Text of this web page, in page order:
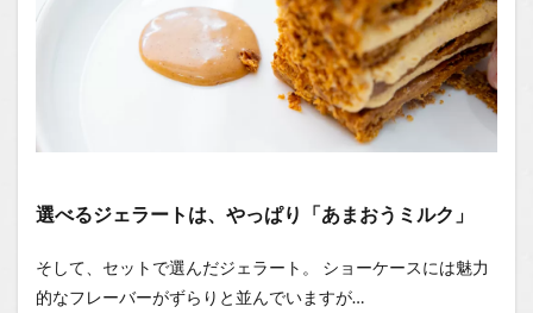
選べるジェラートは、やっぱり「あまおうミルク」
そして、セットで選んだジェラート。 ショーケースには魅力
的なフレーバーがずらりと並んでいますが…